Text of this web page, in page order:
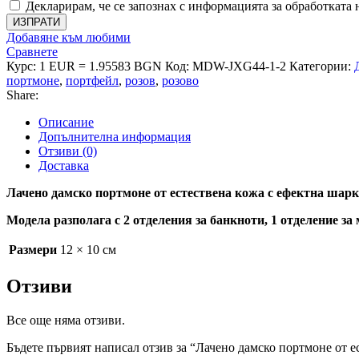
шарка
в
розов
цвят
-
код
-
JXG44-
1-
2
Декларирам, че се запознах с информацията за
ИЗПРАТИ
Добавяне към любими
Сравнете
Курс: 1 EUR = 1.95583 BGN Код: MDW-JXG44-1-2 Категории:
портмоне, портфейл, розов, розово
Share:
Описание
Допълнителна информация
Отзиви (0)
Доставка
Лачено дамско портмоне от естествена кожа с ефектна
Модела разполага с 2 отделения за банкноти, 1 отделение
Размери 12 × 10 см
Отзиви
Все още няма отзиви.
Бъдете първият написал отзив за “Лачено дамско портмоне от